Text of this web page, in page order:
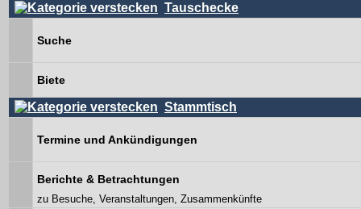
Tauschecke
Suche
Biete
Stammtisch
Termine und Ankündigungen
Berichte & Betrachtungen
zu Besuche, Veranstaltungen, Zusammenkünfte